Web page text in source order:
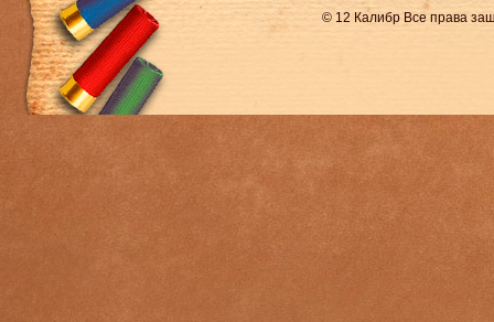
© 12 Калибр Все права